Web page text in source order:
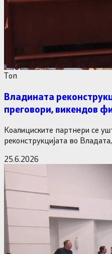
Tоп
Владината
преговори, викендов
Коалициските партнери се
реконструкцијата во
25.6.2026